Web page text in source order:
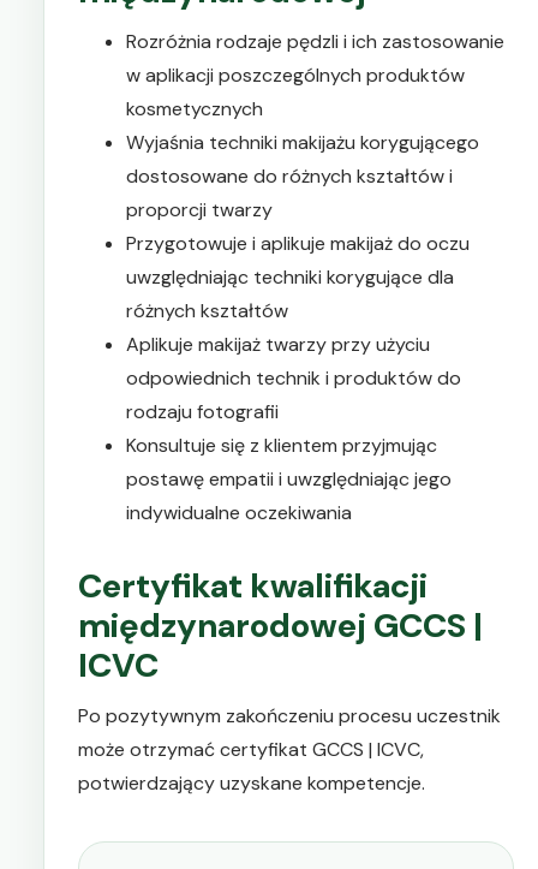
Rozróżnia rodzaje pędzli i ich zastosowanie
w aplikacji poszczególnych produktów
kosmetycznych
Wyjaśnia techniki makijażu korygującego
dostosowane do różnych kształtów i
proporcji twarzy
Przygotowuje i aplikuje makijaż do oczu
uwzględniając techniki korygujące dla
różnych kształtów
Aplikuje makijaż twarzy przy użyciu
odpowiednich technik i produktów do
rodzaju fotografii
Konsultuje się z klientem przyjmując
postawę empatii i uwzględniając jego
indywidualne oczekiwania
Certyfikat kwalifikacji
międzynarodowej GCCS |
ICVC
Po pozytywnym zakończeniu procesu uczestnik
może otrzymać certyfikat GCCS | ICVC,
potwierdzający uzyskane kompetencje.